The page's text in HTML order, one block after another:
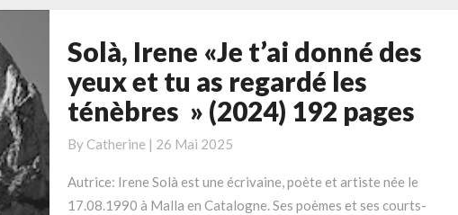
Solà,
«Je
t’ai
donné
yeux
et
Solà, Irene «Je t’ai donné des
yeux et tu as regardé les
ténèbres » (2024) 192 pages
By Catherine | 26 Mai 2025
Autrice: Irene Solà est une écrivaine, poète et artiste née le
17.08.1990 à Malla en Catalogne. Ses poèmes et ses courts-